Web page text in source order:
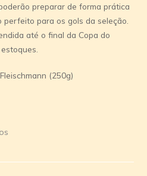
preparar de forma prática
para os gols da seleção.
até o final da Copa do
(250g)
para